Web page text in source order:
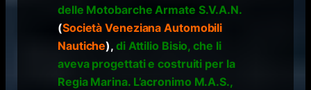
delle Motobarche Armate S.V.A.N.
(Società Veneziana Automobili
Nautiche), di Attilio Bisio, che li
aveva progettati e costruiti per la
Regia Marina. L’acronimo M.A.S.,